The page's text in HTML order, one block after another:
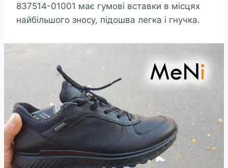
837514-01001 має гумові вставки в місцях
найбільшого зносу, підошва легка і гнучка.